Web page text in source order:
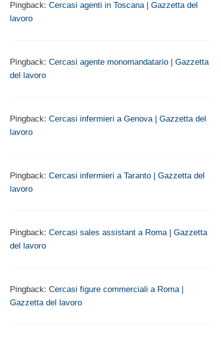
Pingback: Cercasi agenti in Toscana | Gazzetta del
lavoro
Pingback: Cercasi agente monomandatario | Gazzetta
del lavoro
Pingback: Cercasi infermieri a Genova | Gazzetta del
lavoro
Pingback: Cercasi infermieri a Taranto | Gazzetta del
lavoro
Pingback: Cercasi sales assistant a Roma | Gazzetta
del lavoro
Pingback: Cercasi figure commerciali a Roma |
Gazzetta del lavoro